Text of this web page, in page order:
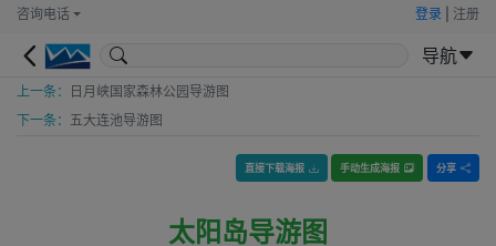
咨询电话 登录 注册
导航
上一条：
日月峡国家森林公园导游图
下一条： 五大连池导游图
直接下载海报 手动生成海报 分享
太阳岛导游图